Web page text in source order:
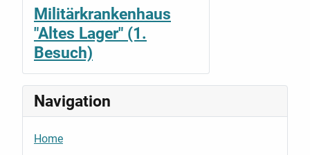
Navigation
Home
Militärkrankenhaus
"Altes Lager" (1.
Besuch)